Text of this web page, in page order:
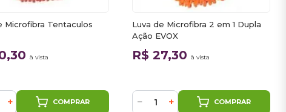
Microfibra Tentaculos
à vista
+ COMPRAR
Luva de Microfibra 2 em 1 Dupla
Ação EVOX
R$ 27,30 à vista
− + COMPRAR